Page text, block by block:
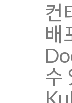
컨
배
수